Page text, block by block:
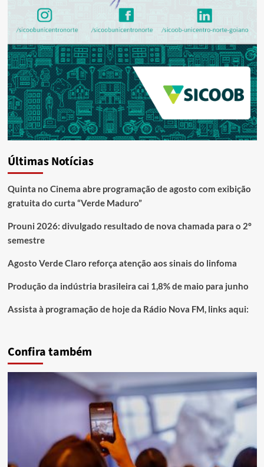
Últimas Notícias
Quinta no Cinema abre programação de agosto com exibição
gratuita do curta “Verde Maduro”
Prouni 2026: divulgado resultado de nova chamada para o 2º
semestre
Agosto Verde Claro reforça atenção aos sinais do linfoma
Produção da indústria brasileira cai 1,8% de maio para junho
Assista à programação de hoje da Rádio Nova FM, links aqui:
Confira também